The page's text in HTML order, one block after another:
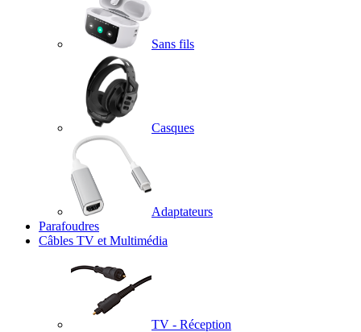
Sans fils
Casques
Adaptateurs
Parafoudres
Câbles TV et Multimédia
TV - Réception